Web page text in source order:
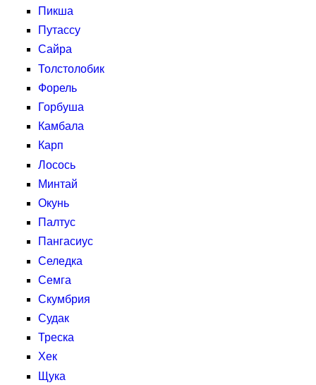
Пикша
Путассу
Сайра
Толстолобик
Форель
Горбуша
Камбала
Карп
Лосось
Минтай
Окунь
Палтус
Пангасиус
Селедка
Семга
Скумбрия
Судак
Треска
Хек
Щука